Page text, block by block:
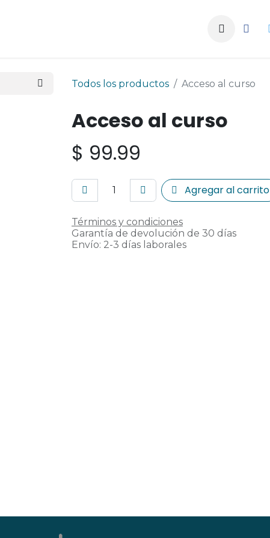
Todos los productos Acceso al curso
Acceso al curso
$ 99.99
Agregar al carrito
Términos y condiciones
Garantía de devolución de 30 días
Envío: 2-3 días laborales